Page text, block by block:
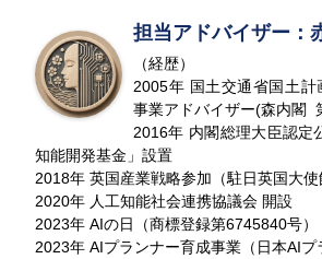
担当アドバイザー：
（経歴）
2005年 国土交通省国土計
事業アドバイザー(森内閣
2016年 内閣総理大臣認定
知能開発基金」設置
2018年 英国産業戦略参加（駐日英国大使
2020年 人工知能社会連携協議会 開設
2023年 AIの日（商標登録第6745840号）
2023年 AIプランナー育成事業（日本AIプ